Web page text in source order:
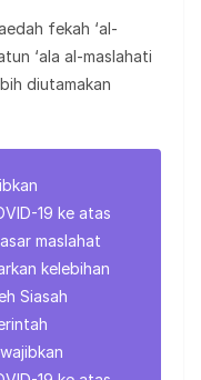
fekah ‘al-
‘ala al-maslahati
diutamakan
19 ke atas
maslahat
kelebihan
Siasah